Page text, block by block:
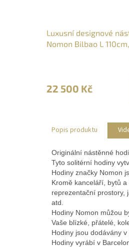
Luxusní designové
Nomon Bilbao L
22 500 Kč
Popis produktu
Originální nástěnné
Tyto solitérní hodiny
Hodiny značky Nomon
Kromě kanceláří, bytů
reprezentační prostory,
atd.
Hodiny Nomon můžou
Vaše blízké, přátelé,
Hodiny jsou dodávány
Hodiny vyrábí v